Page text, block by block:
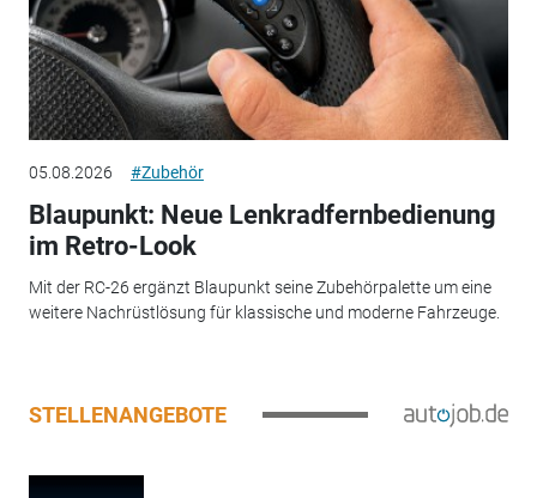
05.08.2026 #Zubehör
Blaupunkt: Neue Lenkradfernbedienung
im Retro-Look
Mit der RC-26 ergänzt Blaupunkt seine Zubehörpalette um eine
weitere Nachrüstlösung für klassische und moderne Fahrzeuge.
STELLENANGEBOTE